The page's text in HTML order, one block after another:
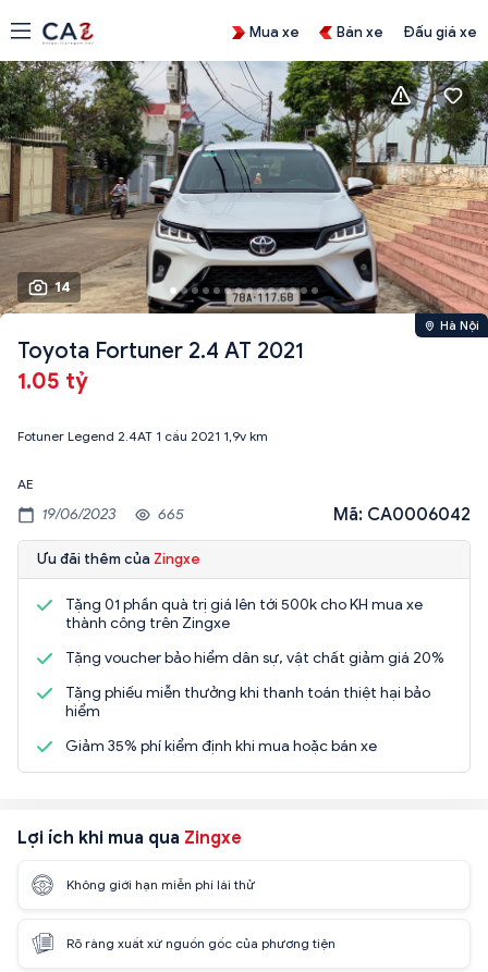
Mua xe Bán xe Đấu giá xe
14
Hà Nội
Toyota Fortuner 2.4 AT 2021
1.05 tỷ
Fotuner Legend 2.4AT 1 cầu 2021 1,9v km
AE
19/06/2023 665 Mã: CA0006042
Ưu đãi thêm của Zingxe
Tặng 01 phần quà trị giá lên tới 500k cho KH mua xe
thành công trên Zingxe
Tặng voucher bảo hiểm dân sự, vật chất giảm giá 20%
Tặng phiếu miễn thưởng khi thanh toán thiệt hại bảo
hiểm
Giảm 35% phí kiểm định khi mua hoặc bán xe
Lợi ích khi mua qua Zingxe
Không giới hạn miễn phí lái thử
Rõ ràng xuất xứ nguồn gốc của phương tiện